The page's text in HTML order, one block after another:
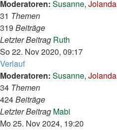
Moderatoren: Susanne, Jolanda
31 Themen
319 Beiträge
Letzter Beitrag Ruth
Beitrag
So 22. Nov 2020, 09:17
Verlauf
Moderatoren: Susanne, Jolanda
34 Themen
424Beiträge
Letzter Beitrag Mabi
Beitrag
Mo 25. Nov 2024, 19:20